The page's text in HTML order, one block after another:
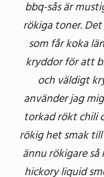
bbq-sås är
rökiga toner.
som får koka
kryddor för att
och väldigt
använder jag
torkad rökt chili
rökig het smak
ännu rökigare
hickory liquid